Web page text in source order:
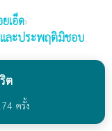
เอ็ด›
และประพฤติมิชอบ
ต
ครั้ง